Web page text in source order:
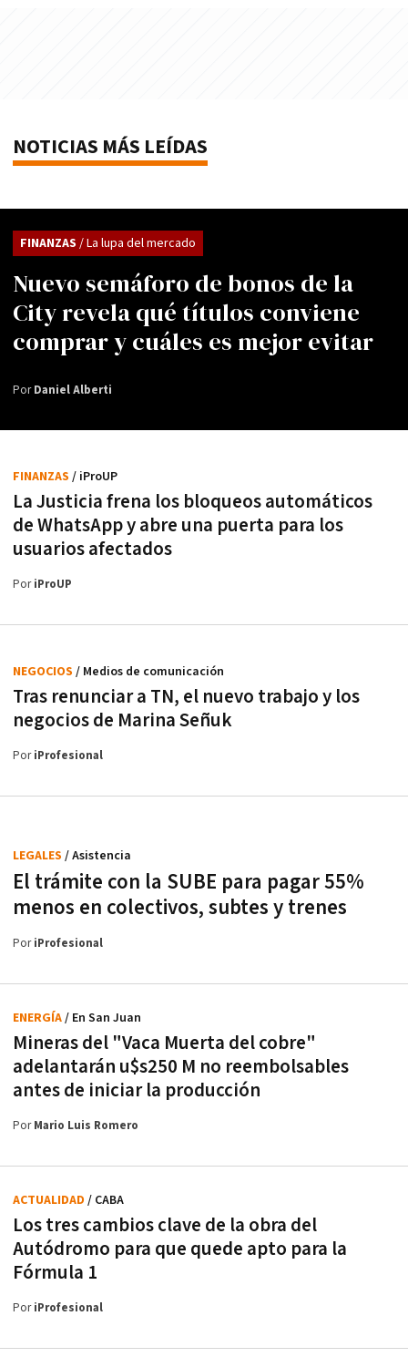
NOTICIAS MÁS LEÍDAS
Nuevo semáforo de bonos de la
City revela qué títulos conviene
comprar y cuáles es mejor evitar
FINANZAS / La lupa del mercado
PorDaniel Alberti
La Justicia frena los bloqueos automáticos
de WhatsApp y abre una puerta para los
usuarios afectados
FINANZAS / iProUP
PoriProUP
Tras renunciar a TN, el nuevo trabajo y los
negocios de Marina Señuk
NEGOCIOS / Medios de comunicación
PoriProfesional
El trámite con la SUBE para pagar 55%
menos en colectivos, subtes y trenes
LEGALES / Asistencia
PoriProfesional
Mineras del "Vaca Muerta del cobre"
adelantarán u$s250 M no reembolsables
antes de iniciar la producción
ENERGÍA/ En San Juan
PorMario Luis Romero
Los tres cambios clave de la obra del
Autódromo para que quede apto para la
Fórmula 1
ACTUALIDAD / CABA
PoriProfesional